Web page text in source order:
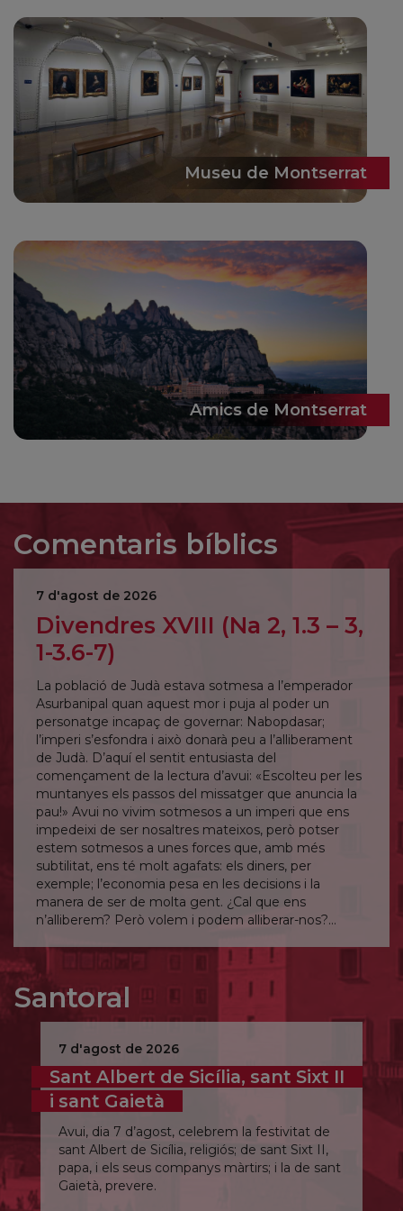
Museu de Montserrat
Amics de Montserrat
Comentaris bíblics
7 d'agost de 2026
Divendres XVIII (Na 2, 1.3 – 3,
1-3.6-7)
La població de Judà estava sotmesa a l’emperador
Asurbanipal quan aquest mor i puja al poder un
personatge incapaç de governar: Nabopdasar;
l’imperi s’esfondra i això donarà peu a l’alliberament
de Judà. D’aquí el sentit entusiasta del
començament de la lectura d’avui: «Escolteu per les
muntanyes els passos del missatger que anuncia la
pau!» Avui no vivim sotmesos a un imperi que ens
impedeixi de ser nosaltres mateixos, però potser
estem sotmesos a unes forces que, amb més
subtilitat, ens té molt agafats: els diners, per
exemple; l’economia pesa en les decisions i la
manera de ser de molta gent. ¿Cal que ens
n’alliberem? Però volem i podem alliberar-nos?
Senyor, allibera’m fins i tot d’allò que no en sóc
conscient.
Santoral
7 d'agost de 2026
Sant Albert de Sicília, sant Sixt II
i sant Gaietà
Avui, dia 7 d’agost, celebrem la festivitat de
sant Albert de Sicília, religiós; de sant Sixt II,
papa, i els seus companys màrtirs; i la de sant
Gaietà, prevere.